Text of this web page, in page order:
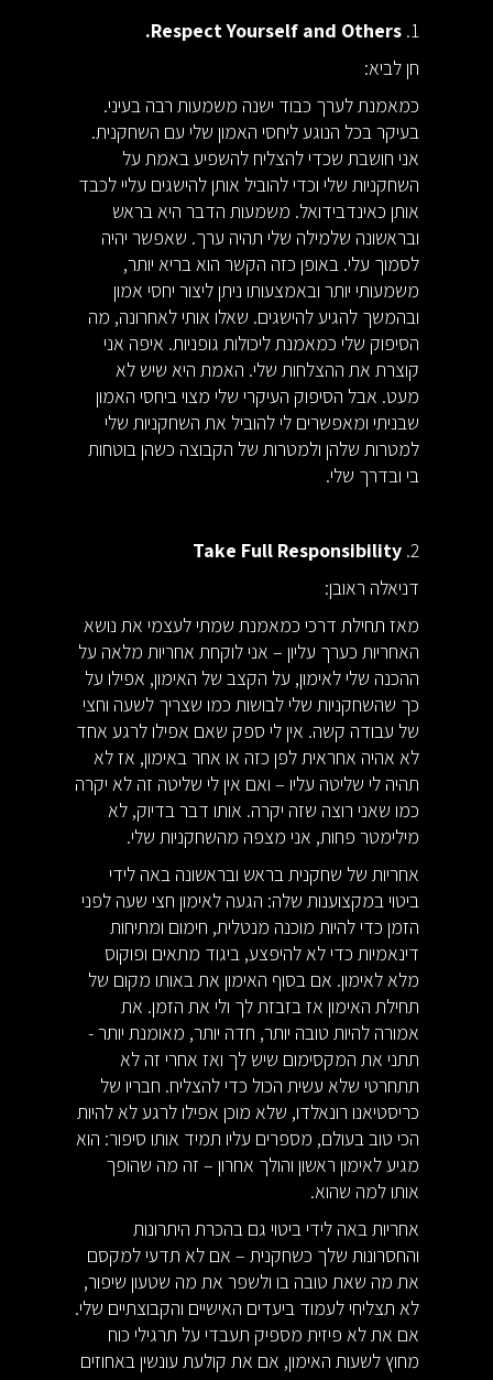
1.
Respect Yourself and Others.
חן לביא:
כמאמנת לערך כבוד ישנה משמעות רבה בעיני.
בעיקר בכל הנוגע ליחסי האמון שלי עם השחקנית.
אני חושבת שכדי להצליח להשפיע באמת על
השחקניות שלי וכדי להוביל אותן להישגים עליי לכבד
אותן כאינדבידואל. משמעות הדבר היא בראש
ובראשונה שלמילה שלי תהיה ערך. שאפשר יהיה
לסמוך עלי. באופן כזה הקשר הוא בריא יותר,
משמעותי יותר ובאמצעותו ניתן ליצור יחסי אמון
ובהמשך להגיע להישגים. שאלו אותי לאחרונה, מה
הסיפוק שלי כמאמנת ליכולות גופניות. איפה אני
קוצרת את ההצלחות שלי. האמת היא שיש לא
מעט. אבל הסיפוק העיקרי שלי מצוי ביחסי האמון
שבניתי ומאפשרים לי להוביל את השחקניות שלי
למטרות שלהן ולמטרות של הקבוצה כשהן בוטחות
בי ובדרך שלי.
2.
Take Full Responsibility
דניאלה ראובן:
מאז תחילת דרכי כמאמנת שמתי לעצמי את נושא
האחריות כערך עליון – אני לוקחת אחריות מלאה על
ההכנה שלי לאימון, על הקצב של האימון, אפילו על
כך שהשחקניות שלי לבושות כמו שצריך לשעה וחצי
של עבודה קשה. אין לי ספק שאם אפילו לרגע אחד
לא אהיה אחראית לפן כזה או אחר באימון, אז לא
תהיה לי שליטה עליו – ואם אין לי שליטה זה לא יקרה
כמו שאני רוצה שזה יקרה. אותו דבר בדיוק, לא
מילימטר פחות, אני מצפה מהשחקניות שלי.
אחריות של שחקנית בראש ובראשונה באה לידי
ביטוי במקצוענות שלה: הגעה לאימון חצי שעה לפני
הזמן כדי להיות מוכנה מנטלית, חימום ומתיחות
דינאמיות כדי לא להיפצע, ביגוד מתאים ופוקוס
מלא לאימון. אם בסוף האימון את באותו מקום של
תחילת האימון אז בזבזת לך ולי את הזמן. את
אמורה להיות טובה יותר, חדה יותר, מאומנת יותר -
תתני את המקסימום שיש לך ואז אחרי זה לא
תתחרטי שלא עשית הכול כדי להצליח. חבריו של
כריסטיאנו רונאלדו, שלא מוכן אפילו לרגע לא להיות
הכי טוב בעולם, מספרים עליו תמיד אותו סיפור: הוא
מגיע לאימון ראשון והולך אחרון – זה מה שהופך
אותו למה שהוא.
אחריות באה לידי ביטוי גם בהכרת היתרונות
והחסרונות שלך כשחקנית – אם לא תדעי למקסם
את מה שאת טובה בו ולשפר את מה שטעון שיפור,
לא תצליחי לעמוד ביעדים האישיים והקבוצתיים שלי.
אם את לא פיזית מספיק תעבדי על תרגילי כוח
מחוץ לשעות האימון, אם את קולעת עונשין באחוזים